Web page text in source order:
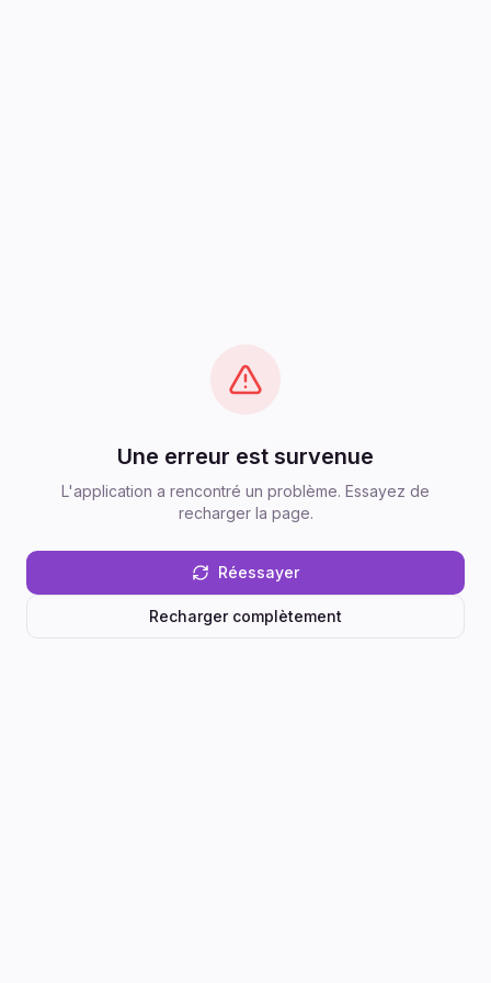
Une erreur est survenue
L'application a rencontré un problème. Essayez de
recharger la page.
Réessayer
Recharger complètement